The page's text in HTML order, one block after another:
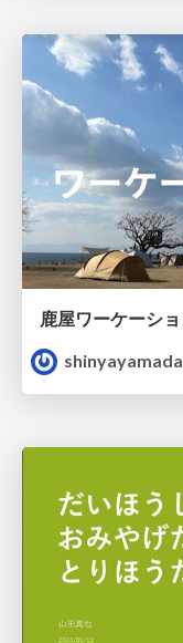
shinyayamada